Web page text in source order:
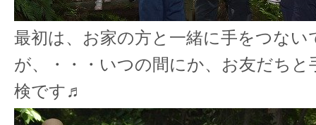
最初は、お家の方と一緒に手をつない
が、・・・いつの間にか、お友だちと
検です♬